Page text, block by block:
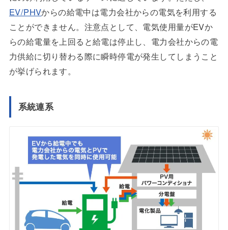
EV/PHVからの給電中は電力会社からの電気を利用する
ことができません。注意点として、電気使用量がEVか
らの給電量を上回ると給電は停止し、電力会社からの電
力供給に切り替わる際に瞬時停電が発生してしまうこと
が挙げられます。
系統連系